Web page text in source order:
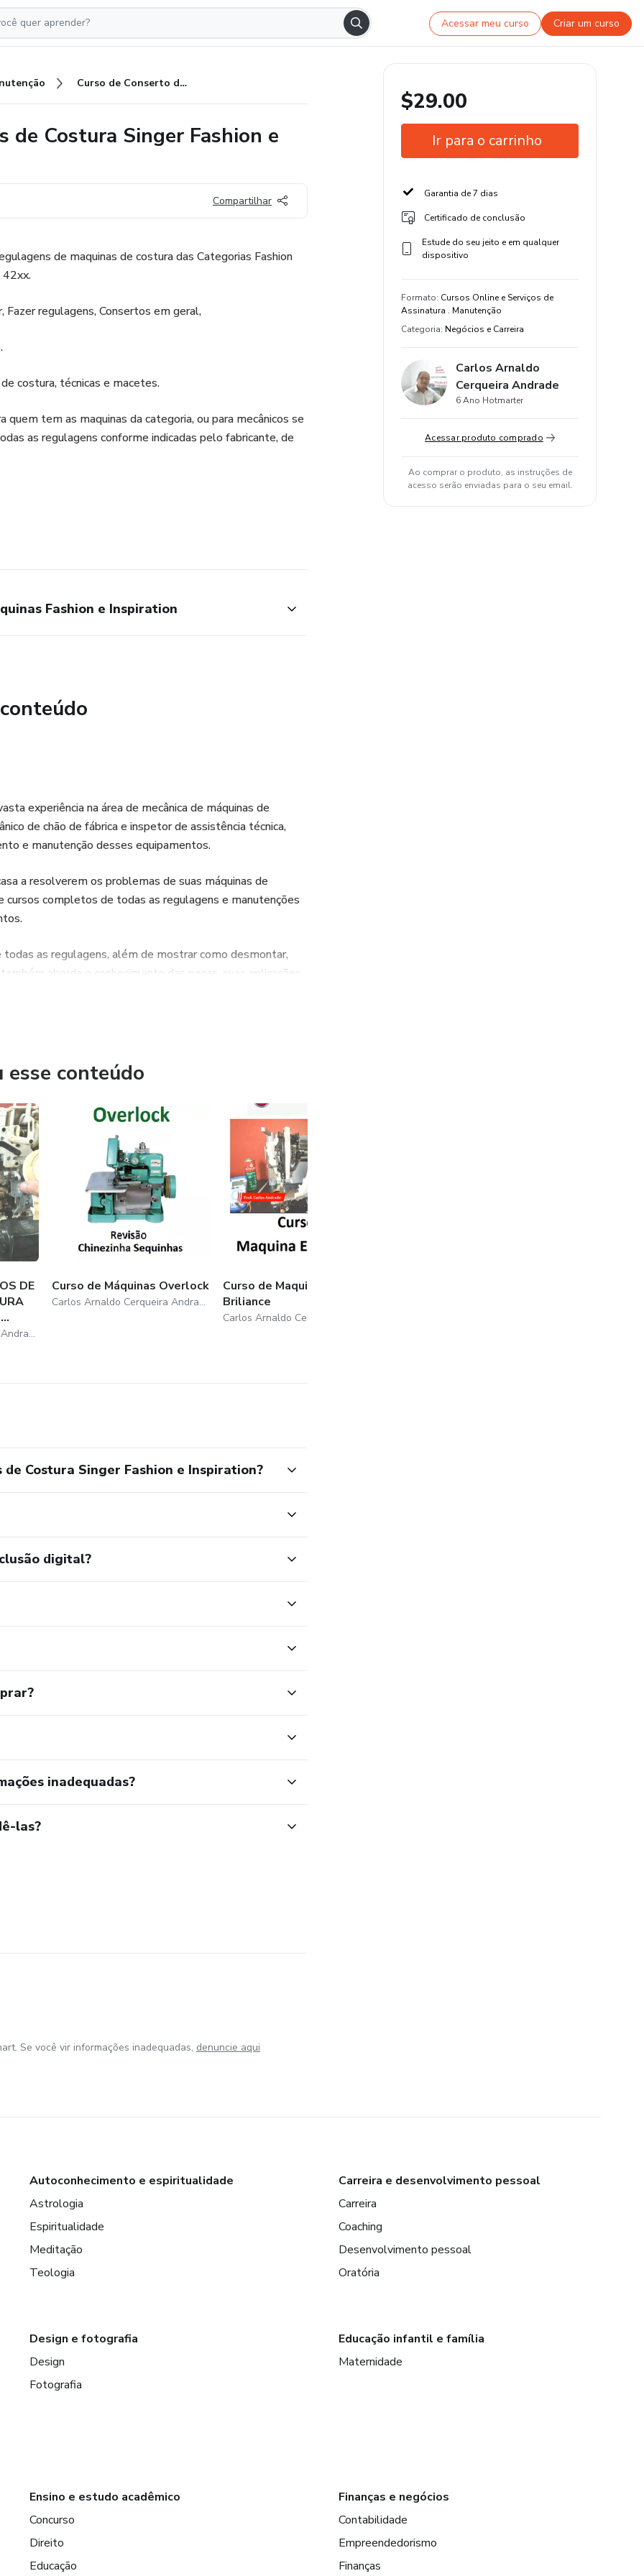
Acessar meu curso Criar um curso
Curso de Conserto de Maquinas de Costura Singer Fashion e Inspiration
de Costura Singer Fashion e
Compartilhar
de maquinas de costura das Categorias Fashion
42xx.
regulagens, Consertos em geral,
costura, técnicas e macetes.
quem tem as maquinas da categoria, ou para mecânicos se
as regulagens conforme indicadas pelo fabricante, de
Fashion e Inspiration
experiência na área de mecânica de máquinas de
de chão de fábrica e inspetor de assistência técnica,
e manutenção desses equipamentos.
a resolverem os problemas de suas máquinas de
completos de todas as regulagens e manutenções
todas as regulagens, além de mostrar como desmontar,
aborda o conhecimento das peças, suas aplicações,
máquinas de costura, não deixe de conhecer o produto
e adquira as habilidades necessárias para consertar e
conteúdo
DE
Carlos Arnaldo Cerqueira Andrade
Curso de Máquinas Overlock
Carlos Arnaldo Cerqueira Andrade
Curso de Maquina Singer
Briliance
Costura Singer Fashion e Inspiration?
digital?
inadequadas?
las?
$29.00
Ir para o carrinho
Garantia de 7 dias
Certificado de conclusão
Estude do seu jeito e em qualquer
dispositivo
Formato: Cursos Online e Serviços de
Assinatura . Manutenção
Categoria: Negócios e Carreira
Carlos Arnaldo
Cerqueira Andrade
6 Ano Hotmarter
Acessar produto comprado
Ao comprar o produto, as instruções de
acesso serão enviadas para o seu email.
Se você vir informações inadequadas, denuncie aqui
Autoconhecimento e espiritualidade
Astrologia
Espiritualidade
Meditação
Teologia
Carreira e desenvolvimento pessoal
Carreira
Coaching
Desenvolvimento pessoal
Oratória
Design e fotografia
Design
Fotografia
Educação infantil e família
Maternidade
Ensino e estudo acadêmico
Concurso
Direito
Educação
Finanças e negócios
Contabilidade
Empreendedorismo
Finanças